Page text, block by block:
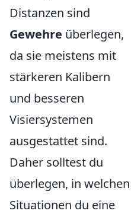
Distanzen sind
Gewehre überlegen,
da sie meistens mit
stärkeren Kalibern
und besseren
Visiersystemen
ausgestattet sind.
Daher solltest du
überlegen, in welchen
Situationen du eine